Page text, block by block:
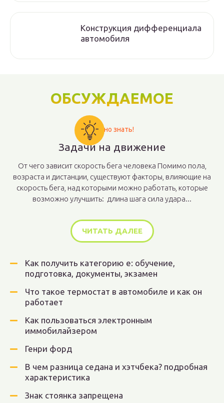
Конструкция дифференциала
автомобиля
ОБСУЖДАЕМОЕ
Важно знать!
Задачи на движение
От чего зависит скорость бега человека Помимо пола,
возраста и дистанции, существуют факторы, влияющие на
скорость бега, над которыми можно работать, которые
возможно улучшить: длина шага сила удара...
ЧИТАТЬ ДАЛЕЕ
Как получить категорию е: обучение,
подготовка, документы, экзамен
Что такое термостат в автомобиле и как он
работает
Как пользоваться электронным
иммобилайзером
Генри форд
В чем разница седана и хэтчбека? подробная
характеристика
Знак стоянка запрещена